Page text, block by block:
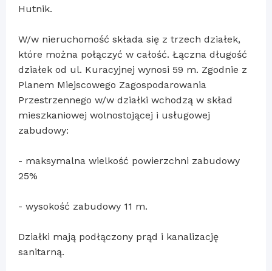
Hutnik.
W/w nieruchomość składa się z trzech działek,
które można połączyć w całość. Łączna długość
działek od ul. Kuracyjnej wynosi 59 m. Zgodnie z
Planem Miejscowego Zagospodarowania
Przestrzennego w/w działki wchodzą w skład
mieszkaniowej wolnostojącej i usługowej
zabudowy:
- maksymalna wielkość powierzchni zabudowy
25%
- wysokość zabudowy 11 m.
Działki mają podłączony prąd i kanalizację
sanitarną.